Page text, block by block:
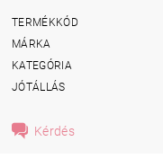
TERMÉKKÓD
MÁRKA
KATEGÓRIA
JÓTÁLLÁS
Kérdés